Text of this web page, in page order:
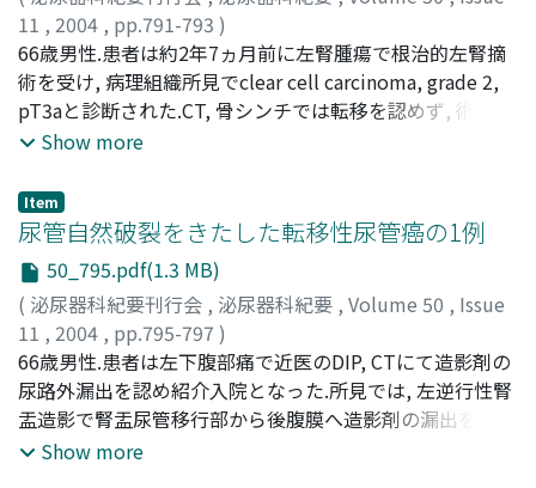
11 , 2004 , pp.791-793 )
喜屋武, 淳;加藤, 慎之介;Kyan, Atsushi;Kato, Shin-
nosuke
66歳男性.患者は約2年7ヵ月前に左腎腫瘍で根治的左腎摘
術を受け, 病理組織所見でclear cell carcinoma, grade 2,
pT3aと診断された.CT, 骨シンチでは転移を認めず, 術後補
助療法は行わず経過観察していた.今回, 咽頭部の違和感で
状の腫瘤を認めた.生検でclear cell carcinomaが疑われ, 舌
根部腫瘍摘出術を行った.病理組織所見はclear cell
carcinomaで腎細胞癌の舌根部転移と診断された.術後の全
身検索で胸部CT上微小肺転移を認め, インターフェロンα,
インターロイキン2の投与を開始した結果, 2年経過現在,
肺転移の増大は認めず, 舌根部や腹腔内の再発は認められ
ていない
Show more
Item
尿管自然破裂をきたした転移性尿管癌の1例
50_795.pdf(1.3 MB)
( 泌尿器科紀要刊行会 , 泌尿器科紀要 , Volume 50 , Issue
11 , 2004 , pp.795-797 )
加藤, 喜健;濱野, 敦;湯村, 寧;三賢, 訓久;大古, 美治;野口,
純男;Katoh, Yoshitake;Hamano, Atsushi;Yumura,
Yasushi;Mikata, kunihisa;Ooko, Yoshiharu;Noguchi,
Sumio
66歳男性.患者は左下腹部痛で近医のDIP, CTにて造影剤の
尿路外漏出を認め紹介入院となった.所見では, 左逆行性腎
盂造影で腎盂尿管移行部から後腹膜へ造影剤の漏出を認
め, CTで後腹膜に尿嚢様のlow density massを認めた.MRI
Show more